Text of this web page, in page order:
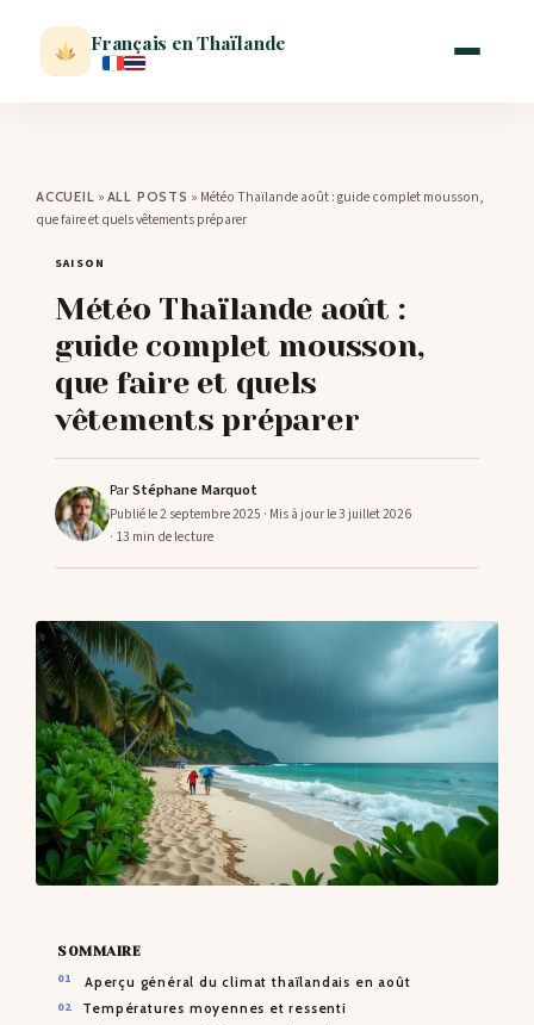
Français en Thaïlande
VISITER
MÉTÉO
EXPATRIATION
BLOG
ACCUEIL » ALL POSTS » Météo Thaïlande août : guide complet mousson,
que faire et quels vêtements préparer
SAISON
Météo Thaïlande août :
guide complet mousson,
que faire et quels
vêtements préparer
ParStéphane Marquot
Publié le 2 septembre 2025 · Mis à jour le 3 juillet 2026
· 13 min de lecture
SOMMAIRE
Aperçu général du climat thaïlandais en août
Températures moyennes et ressenti